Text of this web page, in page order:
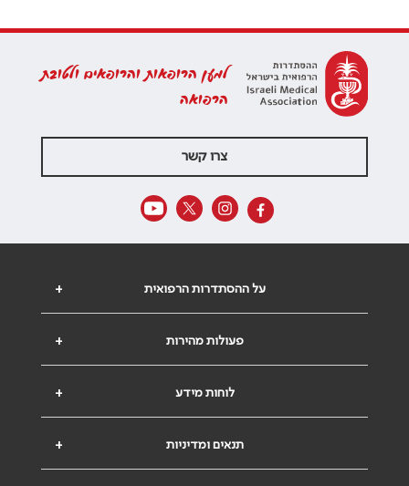
למען הרופאות והרופאים ולטובת
הרפואה
צרו קשר
+ על ההסתדרות הרפואית
+ פעולות מהירות
+ לוחות מידע
+ תנאים ומדיניות